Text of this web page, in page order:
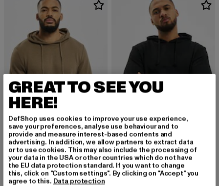
BRANDIT
Sweathoody
520 kr
Nuvarande pris: 520 kr
BRANDIT
Sweathoody
520 kr
Nuvarande pris: 520 kr
GREAT TO SEE YOU
HERE!
DefShop uses cookies to improve your use experience,
save your preferences, analyse use behaviour and to
provide and measure interest-based contents and
advertising. In addition, we allow partners to extract data
or to use cookies. This may also include the processing of
your data in the USA or other countries which do not have
the EU data protection standard. If you want to change
this, click on "Custom settings". By clicking on "Accept" you
agree to this. Data protection